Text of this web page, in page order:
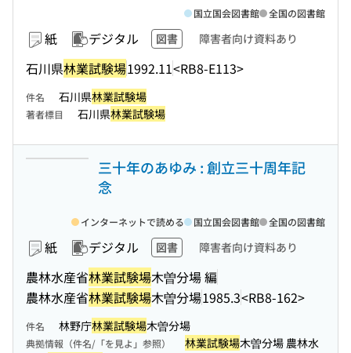
紙 デジタル 図書 障害者向け資料あり
石川県林業試験場1992.11<RB8-E113>
国立国会図書館 全国の図書館
件名 石川県林業試験場
著者標目 石川県林業試験場
三十年のあゆみ : 創立三十周年記
念
紙 デジタル 図書 障害者向け資料あり
農林水産省林業試験場木曽分場 編
農林水産省林業試験場木曽分場1985.3<RB8-162>
インターネットで読める 国立国会図書館 全国の図書館
件名 林野庁林業試験場木曽分場
典拠情報（件名/「を見よ」参照） 林業試験場木曽分場 農林水